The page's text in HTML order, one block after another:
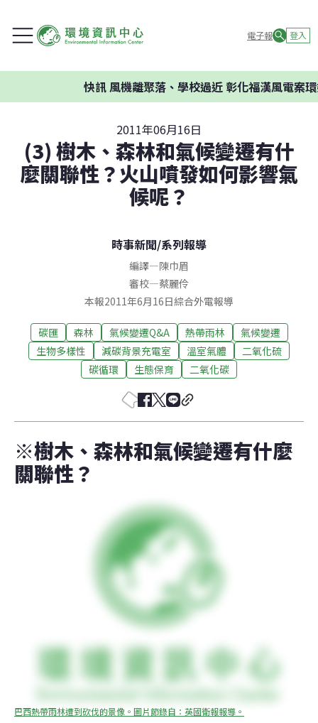
電子報 登入
風機離聚落、學校過近 彰化福漢風電案環委建
2011年06月16日
(3) 樹木、森林和氣候變遷有什
麼關聯性？火山噴發如何影響氣
候呢？
時事新聞/系列報導
編譯—陳巾眉
審校—蔡麗伶
本報2011年6月16日綜合外電報導
碳匯 森林 氣候變遷Q&A 熱帶雨林
氣候變遷
生物多樣性
減碳背景充電室 溫室氣體
二氧化硫
碳循環
生態保育 二氧化碳
※樹木、森林和氣候變遷有什麼
關聯性？
巴西熱帶雨林遭到砍伐的景像。圖片節錄自：英國衛報報導。